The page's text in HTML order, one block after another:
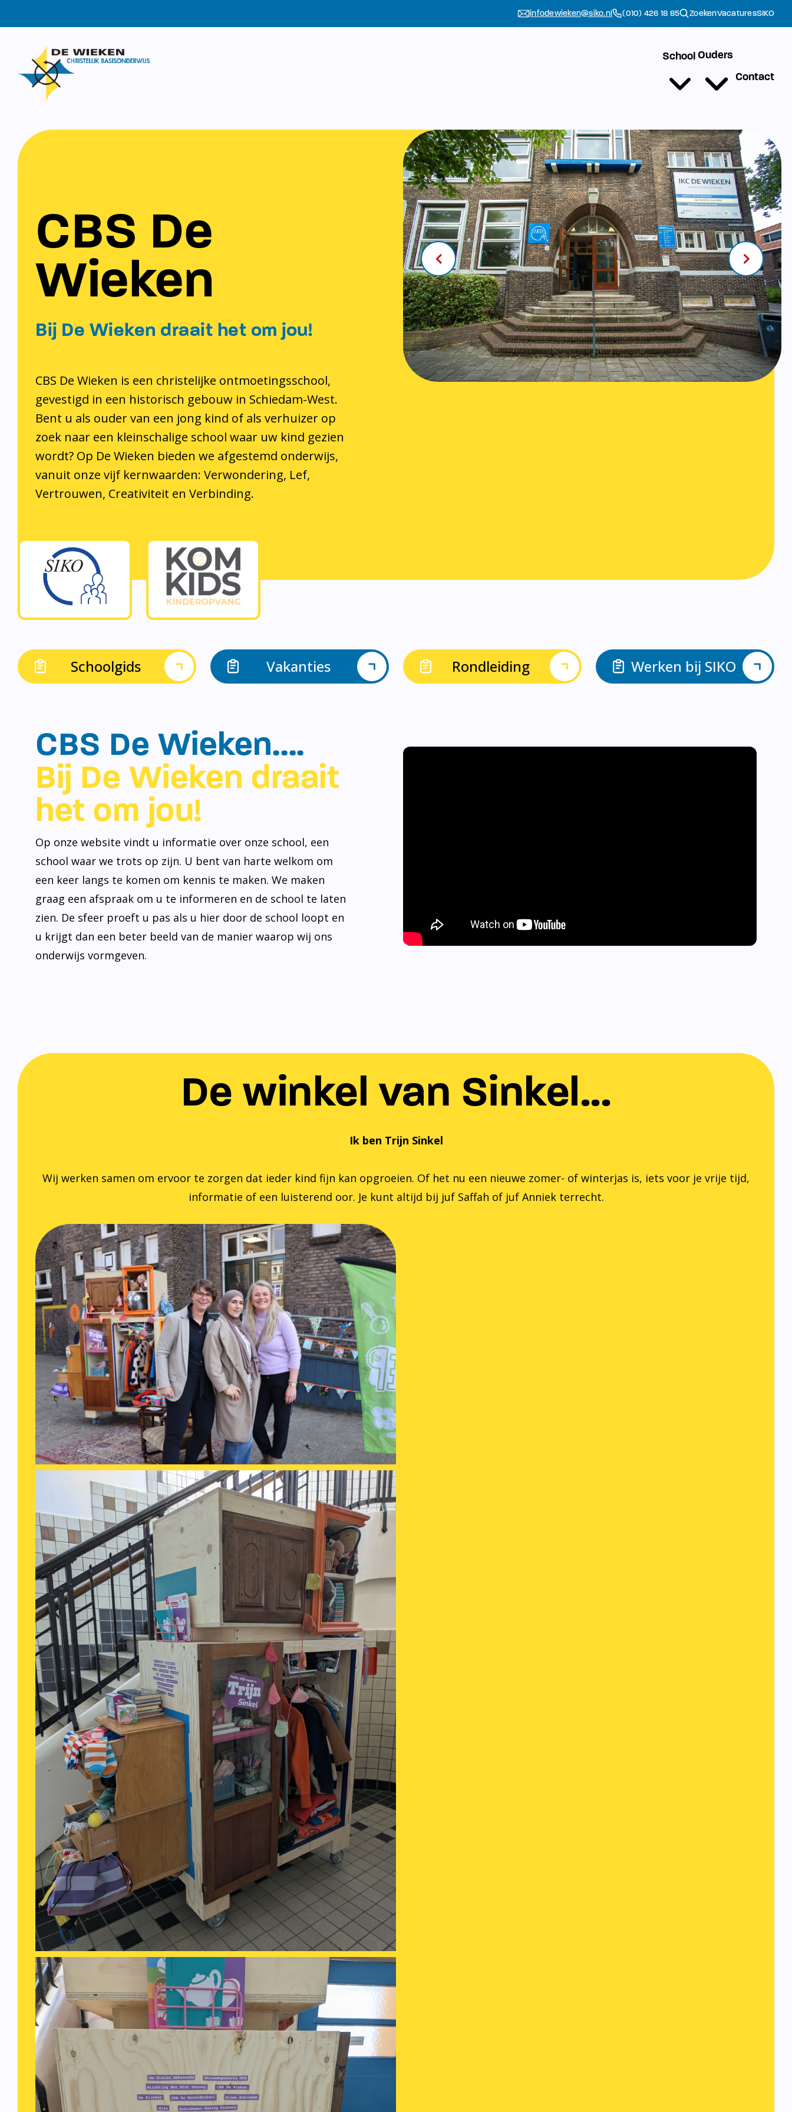
infodewieken@siko.nl (010) 426 18 85 ZoekenVacaturesSIKO
School Ouders
Contact
CBS De
Wieken
Bij De Wieken draait het om jou!
CBS De Wieken is een christelijke ontmoetingsschool,
gevestigd in een historisch gebouw in Schiedam-West.
Bent u als ouder van een jong kind of als verhuizer op
zoek naar een kleinschalige school waar uw kind gezien
wordt? Op De Wieken bieden we afgestemd onderwijs,
vanuit onze vijf kernwaarden: Verwondering, Lef,
Vertrouwen, Creativiteit en Verbinding.
Schoolgids Vakanties Rondleiding Werken bij SIKO
CBS De Wieken….
Bij De Wieken draait
het om jou!
Op onze website vindt u informatie over onze school, een
school waar we trots op zijn. U bent van harte welkom om
een keer langs te komen om kennis te maken. We maken
graag een afspraak om u te informeren en de school te laten
zien. De sfeer proeft u pas als u hier door de school loopt en
u krijgt dan een beter beeld van de manier waarop wij ons
onderwijs vormgeven.
De winkel van Sinkel...
Ik ben Trijn Sinkel
Wij werken samen om ervoor te zorgen dat ieder kind fijn kan opgroeien. Of het nu een nieuwe zomer- of winterjas is, iets voor je vrije tijd,
informatie of een luisterend oor. Je kunt altijd bij juf Saffah of juf Anniek terrecht.